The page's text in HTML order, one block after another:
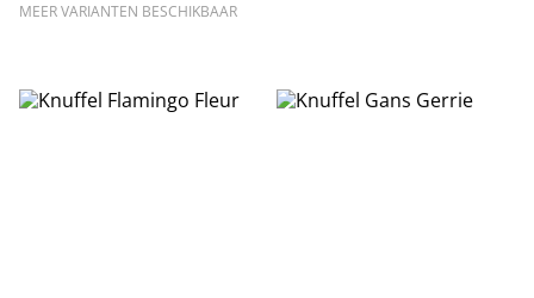
MEER VARIANTEN BESCHIKBAAR